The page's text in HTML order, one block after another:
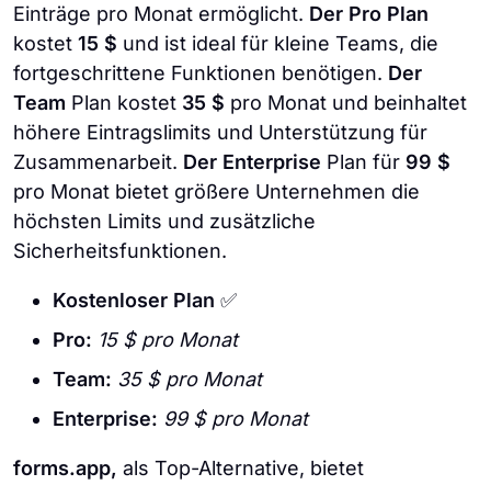
Einträge pro Monat ermöglicht. Der Pro Plan
kostet 15 $ und ist ideal für kleine Teams, die
fortgeschrittene Funktionen benötigen. Der
Team Plan kostet 35 $ pro Monat und beinhaltet
höhere Eintragslimits und Unterstützung für
Zusammenarbeit. Der Enterprise Plan für 99 $
pro Monat bietet größere Unternehmen die
höchsten Limits und zusätzliche
Sicherheitsfunktionen.
Kostenloser Plan ✅
Pro: 15 $ pro Monat
Team: 35 $ pro Monat
Enterprise: 99 $ pro Monat
forms.app, als Top-Alternative, bietet